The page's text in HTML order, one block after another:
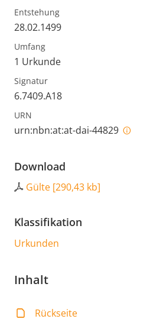
Entstehung
28.02.1499
Umfang
1 Urkunde
Signatur
6.7409.A18
URN
urn:nbn:at:at-dai-44829
Download
Gülte [290,43 kb]
Klassifikation
Urkunden
Inhalt
Rückseite